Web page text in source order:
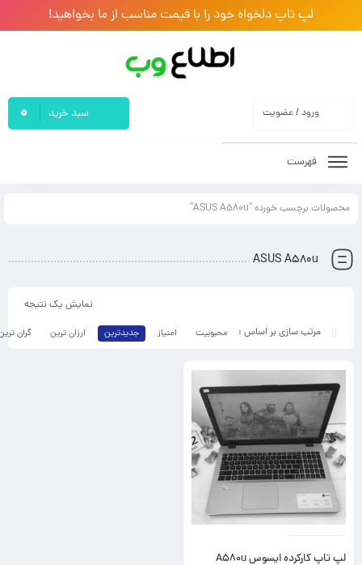
لپ تاپ دلخواه خود را با قیمت مناسب از ما بخواهید!
ورود / عضویت سبد خرید 0
فهرست
محصولات برچسب خورده “ASUS A580u”
ASUS A580u
نمایش یک نتیجه
محبوبیت امتیاز جدیدترین ارزان ترین گران
لپ تاپ کارکرده ایسوس A580u